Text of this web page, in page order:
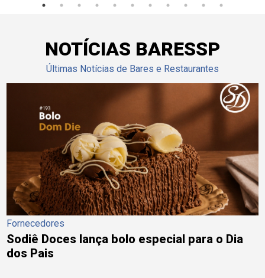
NOTÍCIAS BARESSP
Últimas Notícias de Bares e Restaurantes
Fornecedores
Sodiê Doces lança bolo especial para o Dia
dos Pais